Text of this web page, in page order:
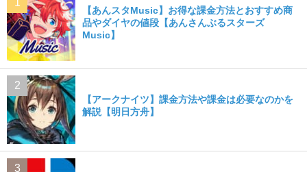
【あんスタMusic】お得な課金方法とおすすめ商
品やダイヤの値段【あんさんぶるスターズ
Music】
【アークナイツ】課金方法や課金は必要なのかを
解説【明日方舟】